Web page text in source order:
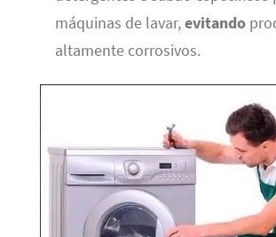
máquinas de lavar,evitando
altamente corrosivos.